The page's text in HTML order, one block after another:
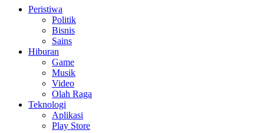
Peristiwa
Politik
Bisnis
Sains
Hiburan
Game
Musik
Video
Olah Raga
Teknologi
Aplikasi
Play Store